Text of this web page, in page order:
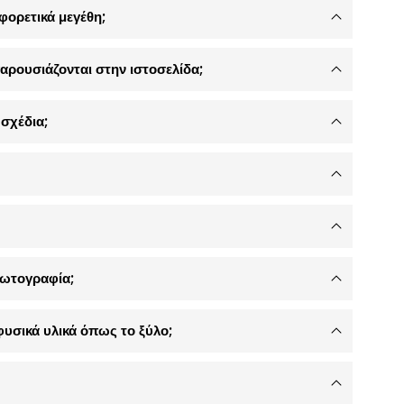
μεγέθη;
στην ιστοσελίδα;
υλικά όπως το ξύλο;